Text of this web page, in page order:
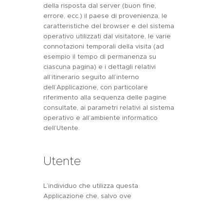
della risposta dal server (buon fine,
errore, ecc.) il paese di provenienza, le
caratteristiche del browser e del sistema
operativo utilizzati dal visitatore, le varie
connotazioni temporali della visita (ad
esempio il tempo di permanenza su
ciascuna pagina) e i dettagli relativi
all’itinerario seguito all’interno
dell’Applicazione, con particolare
riferimento alla sequenza delle pagine
consultate, ai parametri relativi al sistema
operativo e all’ambiente informatico
dell’Utente.
Utente
L’individuo che utilizza questa
Applicazione che, salvo ove